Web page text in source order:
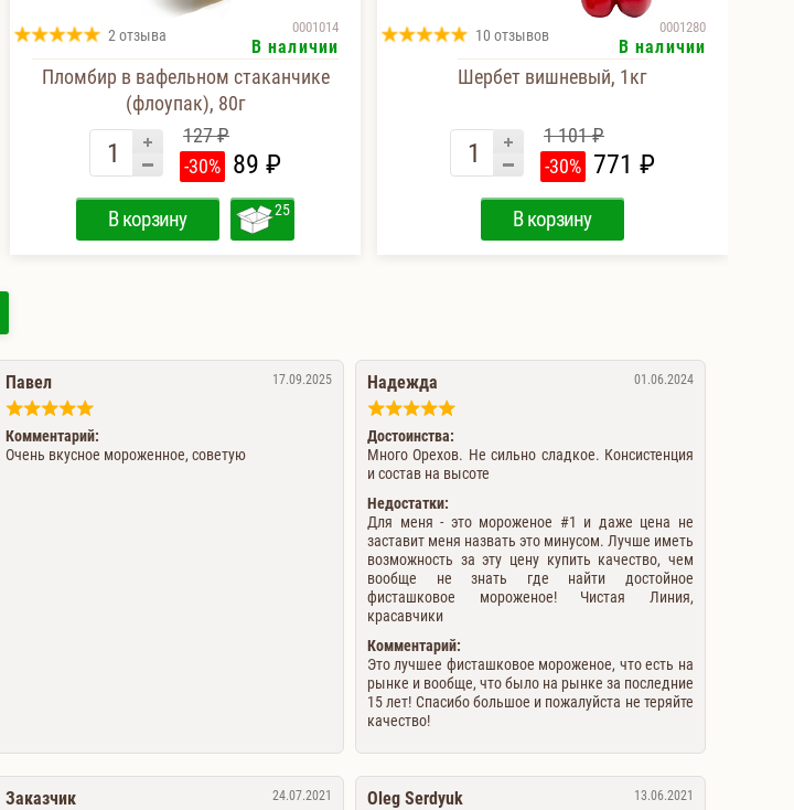
2 отзыва 0001014
В наличии
Пломбир в вафельном стаканчике
(флоупак), 80г
127 ₽
-30% 89 ₽
В корзину 25
10 отзывов 0001280
В наличии
Шербет вишневый, 1кг
1 101 ₽
-30% 771 ₽
В корзину
17.09.2025
Павел
Комментарий:
Очень вкусное мороженное, советую
01.06.2024
Надежда
Достоинства:
Много Орехов. Не сильно сладкое. Консистенция
и состав на высоте
Недостатки:
Для меня - это мороженое #1 и даже цена не
заставит меня назвать это минусом. Лучше иметь
возможность за эту цену купить качество, чем
вообще не знать где найти достойное
фисташковое мороженое! Чистая Линия,
красавчики
Комментарий:
Это лучшее фисташковое мороженое, что есть на
рынке и вообще, что было на рынке за последние
15 лет! Спасибо большое и пожалуйста не теряйте
качество!
24.07.2021
Заказчик 13.06.2021
Oleg Serdyuk